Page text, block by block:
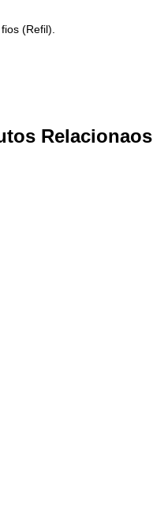
(Refil).
Relacionaos